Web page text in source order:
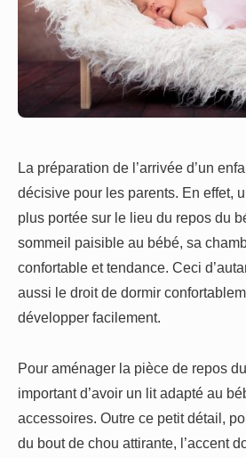
La préparation de l’arrivée d’un
décisive pour les parents. En effet,
plus portée sur le lieu du repos du
sommeil paisible au bébé, sa
confortable et tendance. Ceci
aussi le droit de dormir
développer facilement.
Pour aménager la pièce de repos
important d’avoir un lit adapté au
accessoires. Outre ce petit détail,
du bout de chou attirante, l’accent